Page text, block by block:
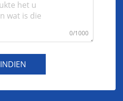
0/1000
INDIEN